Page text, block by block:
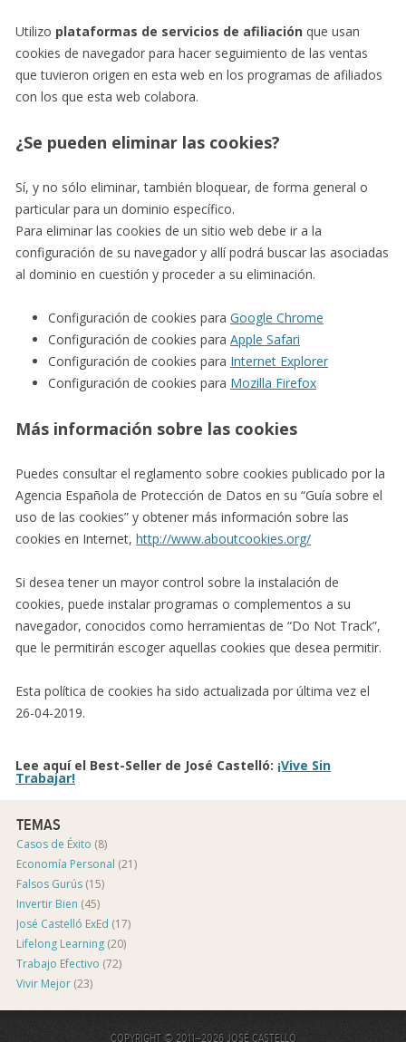
Utilizo plataformas de servicios de afiliación que usan
cookies de navegador para hacer seguimiento de las ventas
que tuvieron origen en esta web en los programas de afiliados
con los que esta web colabora.
¿Se pueden eliminar las cookies?
Sí, y no sólo eliminar, también bloquear, de forma general o
particular para un dominio específico.
Para eliminar las cookies de un sitio web debe ir a la
configuración de su navegador y allí podrá buscar las asociadas
al dominio en cuestión y proceder a su eliminación.
Configuración de cookies para Google Chrome
Configuración de cookies para Apple Safari
Configuración de cookies para Internet Explorer
Configuración de cookies para Mozilla Firefox
Más información sobre las cookies
Puedes consultar el reglamento sobre cookies publicado por la
Agencia Española de Protección de Datos en su “Guía sobre el
uso de las cookies” y obtener más información sobre las
cookies en Internet, http://www.aboutcookies.org/
Si desea tener un mayor control sobre la instalación de
cookies, puede instalar programas o complementos a su
navegador, conocidos como herramientas de “Do Not Track”,
que le permitirán escoger aquellas cookies que desea permitir.
Esta política de cookies ha sido actualizada por última vez el
26-04-2019.
Lee aquí el Best-Seller de José Castelló: ¡Vive Sin
Trabajar!
TEMAS
Casos de Éxito (8)
Economía Personal (21)
Falsos Gurús (15)
Invertir Bien (45)
José Castelló ExEd (17)
Lifelong Learning (20)
Trabajo Efectivo (72)
Vivir Mejor (23)
COPYRIGHT © 2011–2026 JOSÉ CASTELLÓ